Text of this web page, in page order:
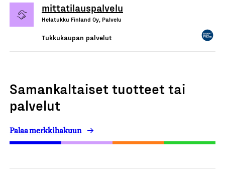
mittatilauspalvelu
Helatukku Finland Oy, Palvelu
Tukkukaupan palvelut
Samankaltaiset tuotteet tai
palvelut
Palaa merkkihakuun